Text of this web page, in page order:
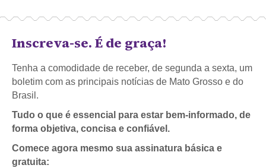
Inscreva-se. É de graça!
Tenha a comodidade de receber, de segunda a sexta, um
boletim com as principais notícias de Mato Grosso e do
Brasil.
Tudo o que é essencial para estar bem-informado, de
forma objetiva, concisa e confiável.
Comece agora mesmo sua assinatura básica e
gratuita: